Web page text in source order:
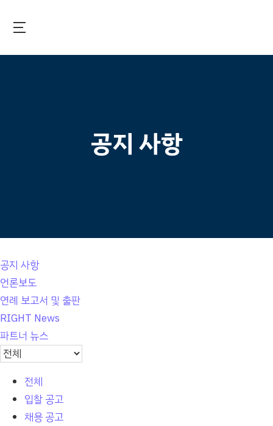
국제보건기술연구기금
공지 사항
공지 사항
언론보도
연례 보고서 및 출판
RIGHT News
파트너 뉴스
전체
입찰 공고
채용 공고